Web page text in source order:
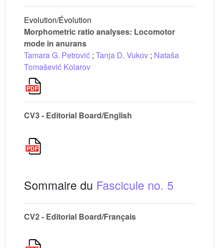
Evolution/Évolution
Morphometric ratio analyses: Locomotor
mode in anurans
Tamara G. Petrović ; Tanja D. Vukov ; Nataša
Tomašević Kolarov
CV3 - Editorial Board/English
Sommaire du Fascicule no. 5
CV2 - Editorial Board/Français